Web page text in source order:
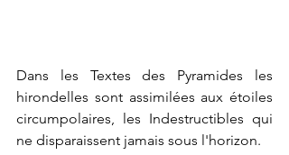
Dans les Textes des Pyramides les
hirondelles sont assimilées aux étoiles
circumpolaires, les Indestructibles qui
ne disparaissent jamais sous l'horizon.